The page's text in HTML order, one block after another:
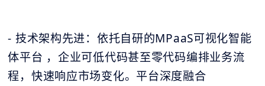
- 技术架构先进：依托自研的MPaaS可视化智能
体平台 ，企业可低代码甚至零代码编排业务流
程，快速响应市场变化。平台深度融合